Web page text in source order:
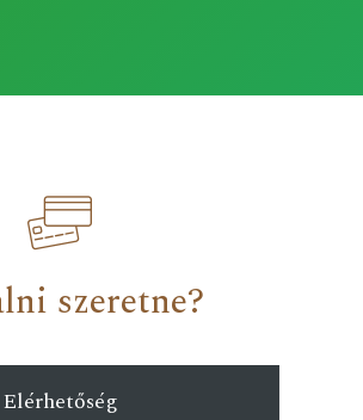
szeretne?
Elérhetőség